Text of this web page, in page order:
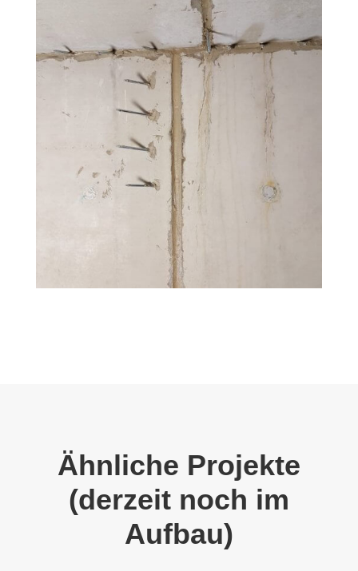
Ähnliche Projekte
(derzeit noch im
Aufbau)